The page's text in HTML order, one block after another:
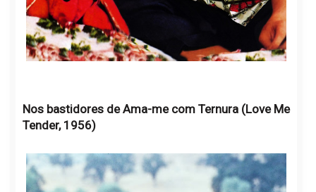
Nos bastidores de Ama-me com Ternura (Love Me
Tender, 1956)